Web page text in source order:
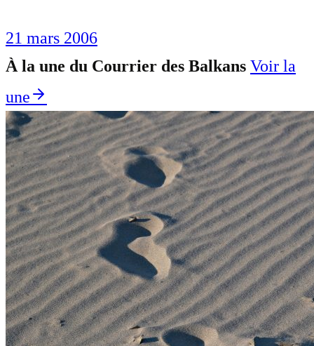
21 mars 2006
À la une du Courrier des Balkans Voir la
une